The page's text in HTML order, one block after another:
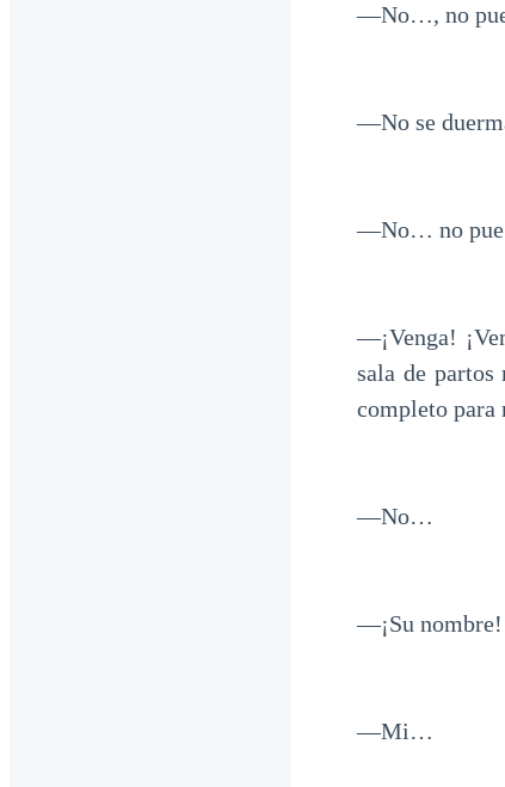
—No…, no
—No se
—No… no
—¡Venga!
sala de
completo para
—No…
—¡Su nombre!
—Mi…